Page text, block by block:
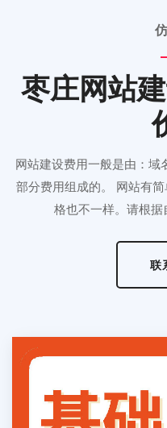
枣庄网站
网站建设费用一般是由：
部分费用组成的。 网站有
格也不一样。请根据
联